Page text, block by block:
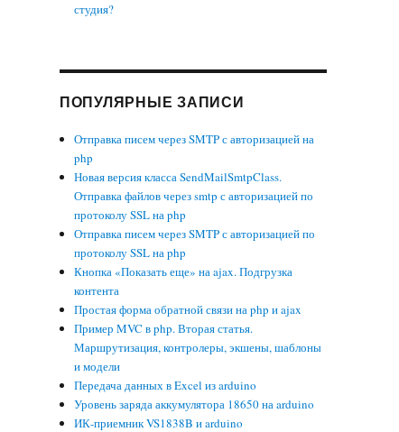
студия?
ПОПУЛЯРНЫЕ ЗАПИСИ
Отправка писем через SMTP с авторизацией на
php
Новая версия класса SendMailSmtpClass.
Отправка файлов через smtp с авторизацией по
протоколу SSL на php
Отправка писем через SMTP с авторизацией по
протоколу SSL на php
Кнопка «Показать еще» на ajax. Подгрузка
контента
Простая форма обратной связи на php и ajax
Пример MVC в php. Вторая статья.
Маршрутизация, контролеры, экшены, шаблоны
и модели
Передача данных в Excel из arduino
Уровень заряда аккумулятора 18650 на arduino
ИК-приемник VS1838B и arduino